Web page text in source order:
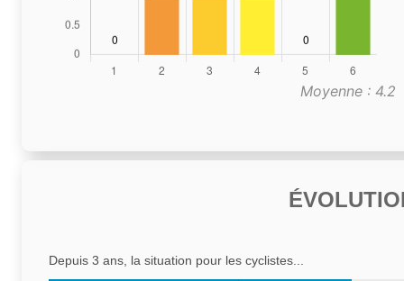
Moyenne : 4.2
Depuis 3 ans, la situation pour les cyclistes...